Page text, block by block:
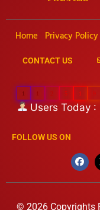
Home Privacy Policy
CONTACT US
1 5 1 9
Users Today :
FOLLOW US ON
© 2026 Copyrights